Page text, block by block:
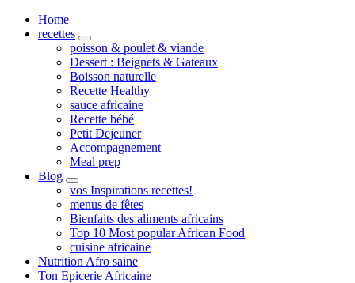
Home
recettes
expand
child
menu
poisson & poulet & viande
Dessert : Beignets & Gateaux
Boisson naturelle
Recette Healthy
sauce africaine
Recette bébé
Petit Dejeuner
Accompagnement
Meal prep
Blog
expand
child
menu
vos Inspirations recettes!
menus de fêtes
Bienfaits des aliments africains
Top 10 Most popular African Food
cuisine africaine
Nutrition Afro saine
Ton Epicerie Africaine